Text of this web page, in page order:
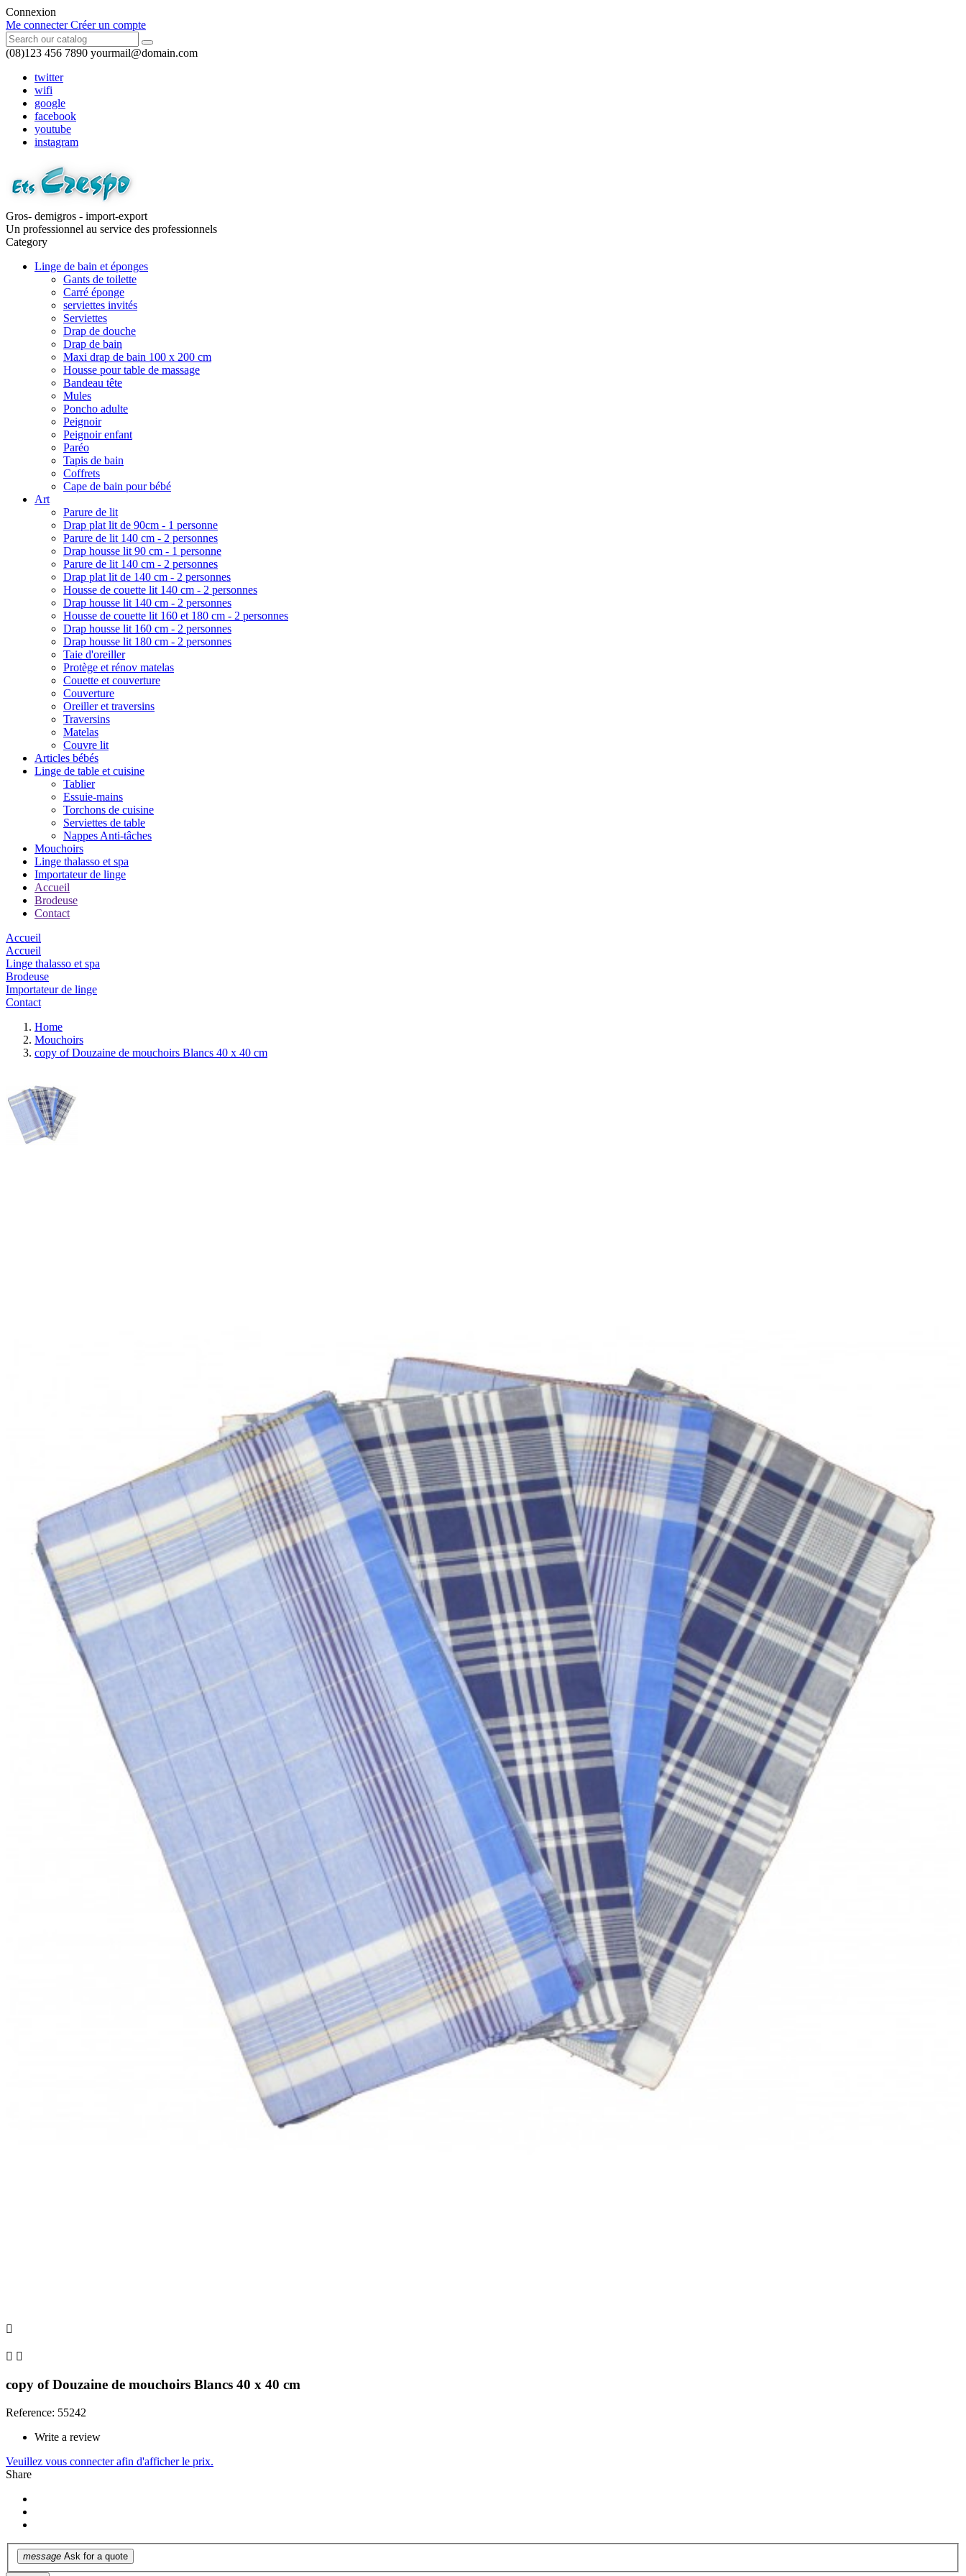
Connexion
Me connecter Créer un compte
(08)123 456 7890 yourmail@domain.com
twitter
wifi
google
facebook
youtube
instagram
Gros- demigros - import-export
Un professionnel au service des professionnels
Category
Linge de bain et éponges
Gants de toilette
Carré éponge
serviettes invités
Serviettes
Drap de douche
Drap de bain
Maxi drap de bain 100 x 200 cm
Housse pour table de massage
Bandeau tête
Mules
Poncho adulte
Peignoir
Peignoir enfant
Paréo
Tapis de bain
Coffrets
Cape de bain pour bébé
Art
Parure de lit
Drap plat lit de 90cm - 1 personne
Parure de lit 140 cm - 2 personnes
Drap housse lit 90 cm - 1 personne
Parure de lit 140 cm - 2 personnes
Drap plat lit de 140 cm - 2 personnes
Housse de couette lit 140 cm - 2 personnes
Drap housse lit 140 cm - 2 personnes
Housse de couette lit 160 et 180 cm - 2 personnes
Drap housse lit 160 cm - 2 personnes
Drap housse lit 180 cm - 2 personnes
Taie d'oreiller
Protège et rénov matelas
Couette et couverture
Couverture
Oreiller et traversins
Traversins
Matelas
Couvre lit
Articles bébés
Linge de table et cuisine
Tablier
Essuie-mains
Torchons de cuisine
Serviettes de table
Nappes Anti-tâches
Mouchoirs
Linge thalasso et spa
Importateur de linge
Accueil
Brodeuse
Contact
Accueil
Accueil
Linge thalasso et spa
Brodeuse
Importateur de linge
Contact
Home
Mouchoirs
copy of Douzaine de mouchoirs Blancs 40 x 40 cm

 
copy of Douzaine de mouchoirs Blancs 40 x 40 cm
Reference: 55242
Write a review
Veuillez vous connecter afin d'afficher le prix.
Share
message Ask for a quote